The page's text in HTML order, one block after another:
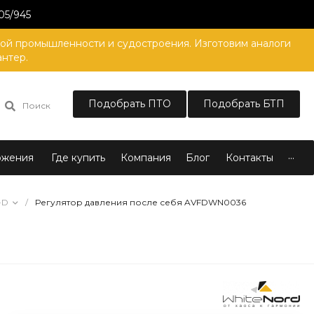
945
промышленности и судостроения. Изготовим аналоги
Поиск Подобрать ПТО Подобрать БТП
Где купить Компания Блог Контакты ...
/ Регулятор давления после себя AVFDWN0036